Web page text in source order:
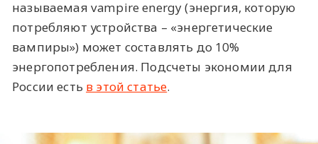
называемая vampire energy (энергия, которую
потребляют устройства – «энергетические
вампиры») может составлять до 10%
энергопотребления. Подсчеты экономии для
России есть в этой статье.